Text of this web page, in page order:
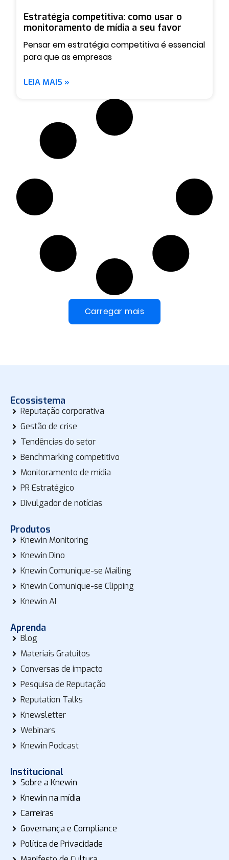
Estratégia competitiva: como usar o
monitoramento de mídia a seu favor
Pensar em estratégia competitiva é essencial
para que as empresas
LEIA MAIS »
Carregar mais
Ecossistema
Reputação corporativa
Gestão de crise
Tendências do setor
Benchmarking competitivo
Monitoramento de mídia
PR Estratégico
Divulgador de notícias
Produtos
Knewin Monitoring
Knewin Dino
Knewin Comunique-se Mailing
Knewin Comunique-se Clipping
Knewin AI
Aprenda
Blog
Materiais Gratuitos
Conversas de impacto
Pesquisa de Reputação
Reputation Talks
Knewsletter
Webinars
Knewin Podcast
Institucional
Sobre a Knewin
Knewin na mídia
Carreiras
Governança e Compliance
Política de Privacidade